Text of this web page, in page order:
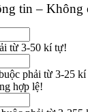
tin – Không
từ 3-50 kí tự!
phải từ 3-25
hợp lệ!